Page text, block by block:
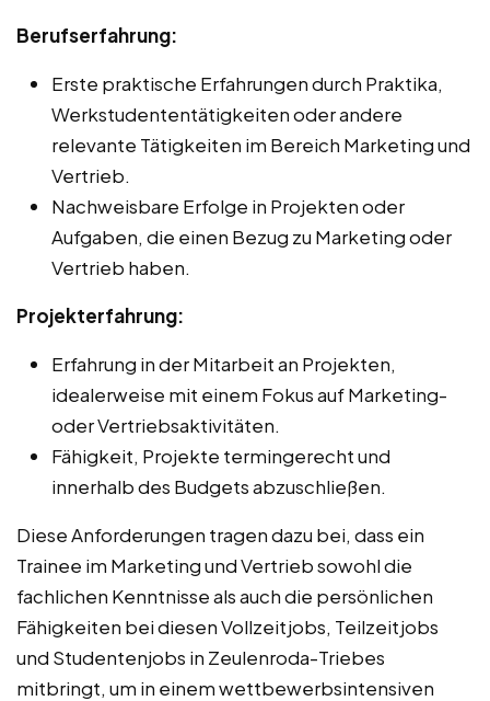
Berufserfahrung:
Erste praktische Erfahrungen durch Praktika,
Werkstudententätigkeiten oder andere
relevante Tätigkeiten im Bereich Marketing und
Vertrieb.
Nachweisbare Erfolge in Projekten oder
Aufgaben, die einen Bezug zu Marketing oder
Vertrieb haben.
Projekterfahrung:
Erfahrung in der Mitarbeit an Projekten,
idealerweise mit einem Fokus auf Marketing-
oder Vertriebsaktivitäten.
Fähigkeit, Projekte termingerecht und
innerhalb des Budgets abzuschließen.
Diese Anforderungen tragen dazu bei, dass ein
Trainee im Marketing und Vertrieb sowohl die
fachlichen Kenntnisse als auch die persönlichen
Fähigkeiten bei diesen Vollzeitjobs, Teilzeitjobs
und Studentenjobs in Zeulenroda-Triebes
mitbringt, um in einem wettbewerbsintensiven